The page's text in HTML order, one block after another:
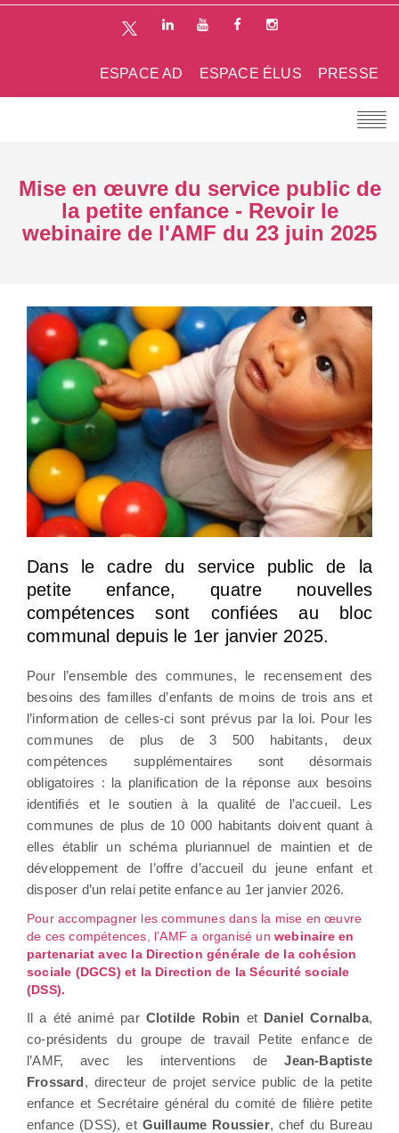
PRESSE
ESPACE ÉLUS
ESPACE AD
Mise en œuvre du service public de
la petite enfance - Revoir le
webinaire de l'AMF du 23 juin 2025
Dans le cadre du service public de la
petite enfance, quatre nouvelles
compétences sont confiées au bloc
communal depuis le 1er janvier 2025.
Pour l’ensemble des communes, le recensement des
besoins des familles d’enfants de moins de trois ans et
l’information de celles-ci sont prévus par la loi. Pour les
communes de plus de 3 500 habitants, deux
compétences supplémentaires sont désormais
obligatoires : la planification de la réponse aux besoins
identifiés et le soutien à la qualité de l’accueil. Les
communes de plus de 10 000 habitants doivent quant à
elles établir un schéma pluriannuel de maintien et de
développement de l’offre d’accueil du jeune enfant et
disposer d’un relai petite enfance au 1er janvier 2026.
Pour accompagner les communes dans la mise en œuvre
de ces compétences, l’AMF a organisé un webinaire en
partenariat avec la Direction générale de la cohésion
sociale (DGCS) et la Direction de la Sécurité sociale
(DSS).
Il a été animé par Clotilde Robin et Daniel Cornalba,
co-présidents du groupe de travail Petite enfance de
l’AMF, avec les interventions deJean-Baptiste
Frossard, directeur de projet service public de la petite
enfance et Secrétaire général du comité de filière petite
enfance (DSS), et Guillaume Roussier, chef du Bureau